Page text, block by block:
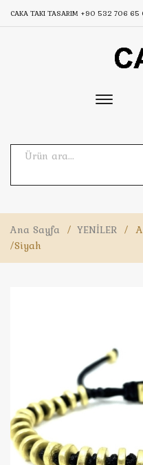
CAKA TAKI TASARIM +90 532 706 65
Toggle
Ana Sayfa / YENİLER /
/Siyah